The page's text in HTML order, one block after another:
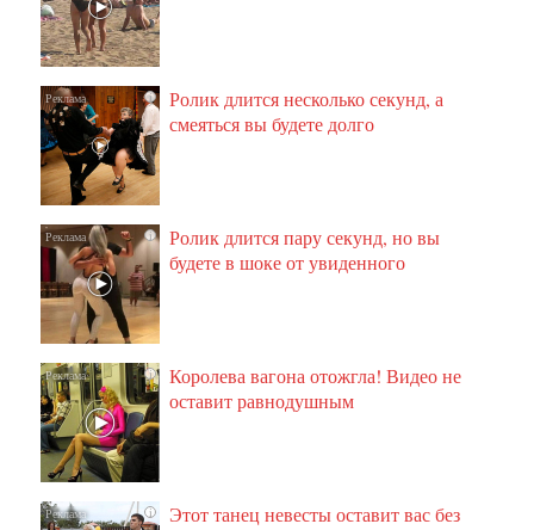
i
Ролик длится несколько секунд, а
смеяться вы будете долго
i
Ролик длится пару секунд, но вы
будете в шоке от увиденного
i
Королева вагона отожгла! Видео не
оставит равнодушным
i
Этот танец невесты оставит вас без